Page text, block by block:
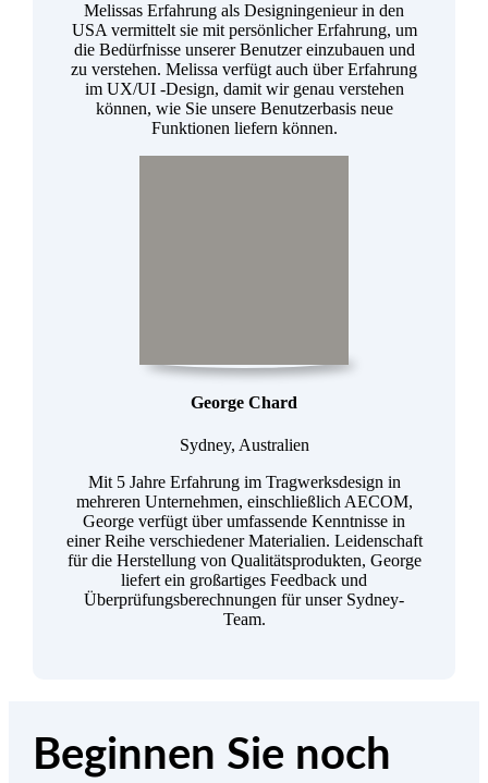
Melissas Erfahrung als Designingenieur in den
USA vermittelt sie mit persönlicher Erfahrung, um
die Bedürfnisse unserer Benutzer einzubauen und
zu verstehen. Melissa verfügt auch über Erfahrung
im UX/UI -Design, damit wir genau verstehen
können, wie Sie unsere Benutzerbasis neue
Funktionen liefern können.
George Chard
Sydney, Australien
Mit 5 Jahre Erfahrung im Tragwerksdesign in
mehreren Unternehmen, einschließlich AECOM,
George verfügt über umfassende Kenntnisse in
einer Reihe verschiedener Materialien. Leidenschaft
für die Herstellung von Qualitätsprodukten, George
liefert ein großartiges Feedback und
Überprüfungsberechnungen für unser Sydney-
Team.
Beginnen Sie noch